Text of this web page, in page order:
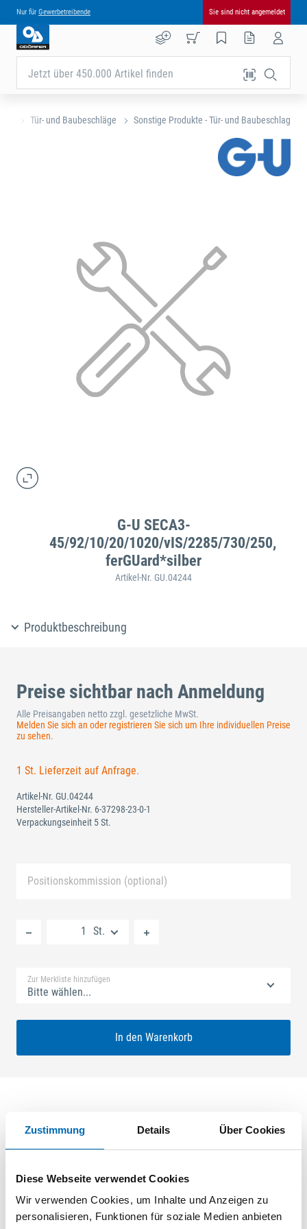
Zustimmung Details Über Cookies
Diese Webseite verwendet Cookies
Wir verwenden Cookies, um Inhalte und Anzeigen zu
personalisieren, Funktionen für soziale Medien anbieten
Nur für Gewerbetreibende Sie sind nicht angemeldet
Jetzt über 450.000 Artikel finden
Tür- und Baubeschläge Sonstige Produkte - Tür- und Baubeschlag
G-U SECA3-
45/92/10/20/1020/vIS/2285/730/250,
ferGUard*silber
Artikel-Nr. GU.04244
Produktbeschreibung
Preise sichtbar nach Anmeldung
Alle Preisangaben netto zzgl. gesetzliche MwSt.
Melden Sie sich an oder registrieren Sie sich um Ihre individuellen Preise
zu sehen.
1 St. Lieferzeit auf Anfrage.
Artikel-Nr. GU.04244
Hersteller-Artikel-Nr. 6-37298-23-0-1
Verpackungseinheit 5 St.
Positionskommission (optional)
St.
Zur Merkliste hinzufügen
Bitte wählen...
In den Warenkorb
Produktbeschreibung
1020mm Flachstulp 20x2,5mm L:2285,0mm Eckig Maße: A1
vorgerichtet A-Öffner: optional ferGUard*silber